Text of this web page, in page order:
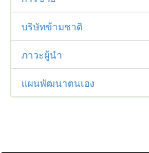
บริษัทข้ามชาติ
ภาวะผู้นำ
แผนพัฒนาตนเอง